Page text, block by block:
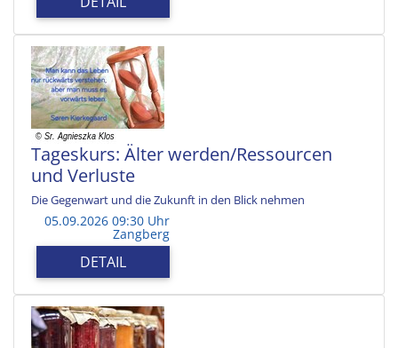
Tageskurs: Älter werden/Ressourcen
und Verluste
Die Gegenwart und die Zukunft in den Blick nehmen
05.09.2026 09:30 Uhr
Zangberg
DETAIL